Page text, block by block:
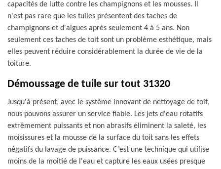
capacités de lutte contre les champignons et les mousses. Il
n'est pas rare que les tuiles présentent des taches de
champignons et d'algues après seulement 4 à 5 ans. Non
seulement ces taches de toit sont un problème esthétique, mais
elles peuvent réduire considérablement la durée de vie de la
toiture.
Démoussage de tuile sur tout 31320
Jusqu'à présent, avec le système innovant de nettoyage de toit,
nous pouvons assurer un service fiable. Les jets d'eau rotatifs
extrêmement puissants et non abrasifs éliminent la saleté, les
moisissures et la mousse de la surface du toit sans les effets
négatifs du lavage de puissance. C’est une technique qui utilise
moins de la moitié de l'eau et capture les eaux usées presque